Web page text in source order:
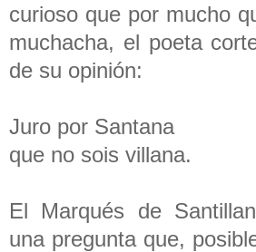
curioso que por mucho
muchacha, el poeta
de su opinión:
Juro por Santana
que no sois villana.
El Marqués de
una pregunta que,